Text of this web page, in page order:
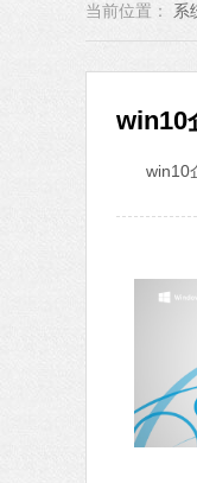
当前位置： 系
win10
win10